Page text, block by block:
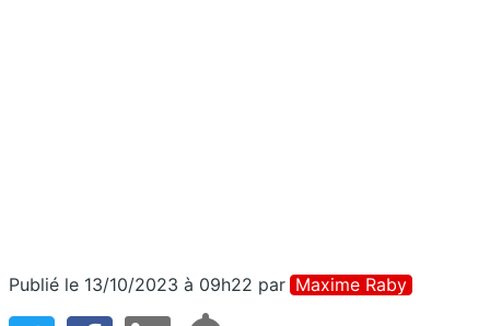
Publié le 13/10/2023 à 09h22 par Maxime Raby